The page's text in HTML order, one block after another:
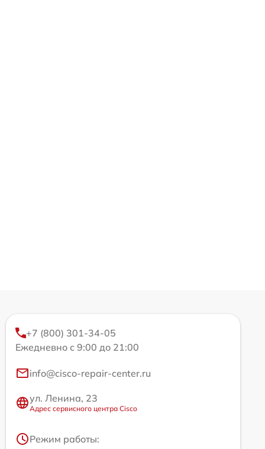
+7 (800) 301-34-05
Ежедневно с 9:00 до 21:00
info@cisco-repair-center.ru
ул. Ленина, 23
Адрес сервисного центра Cisco
Режим работы: